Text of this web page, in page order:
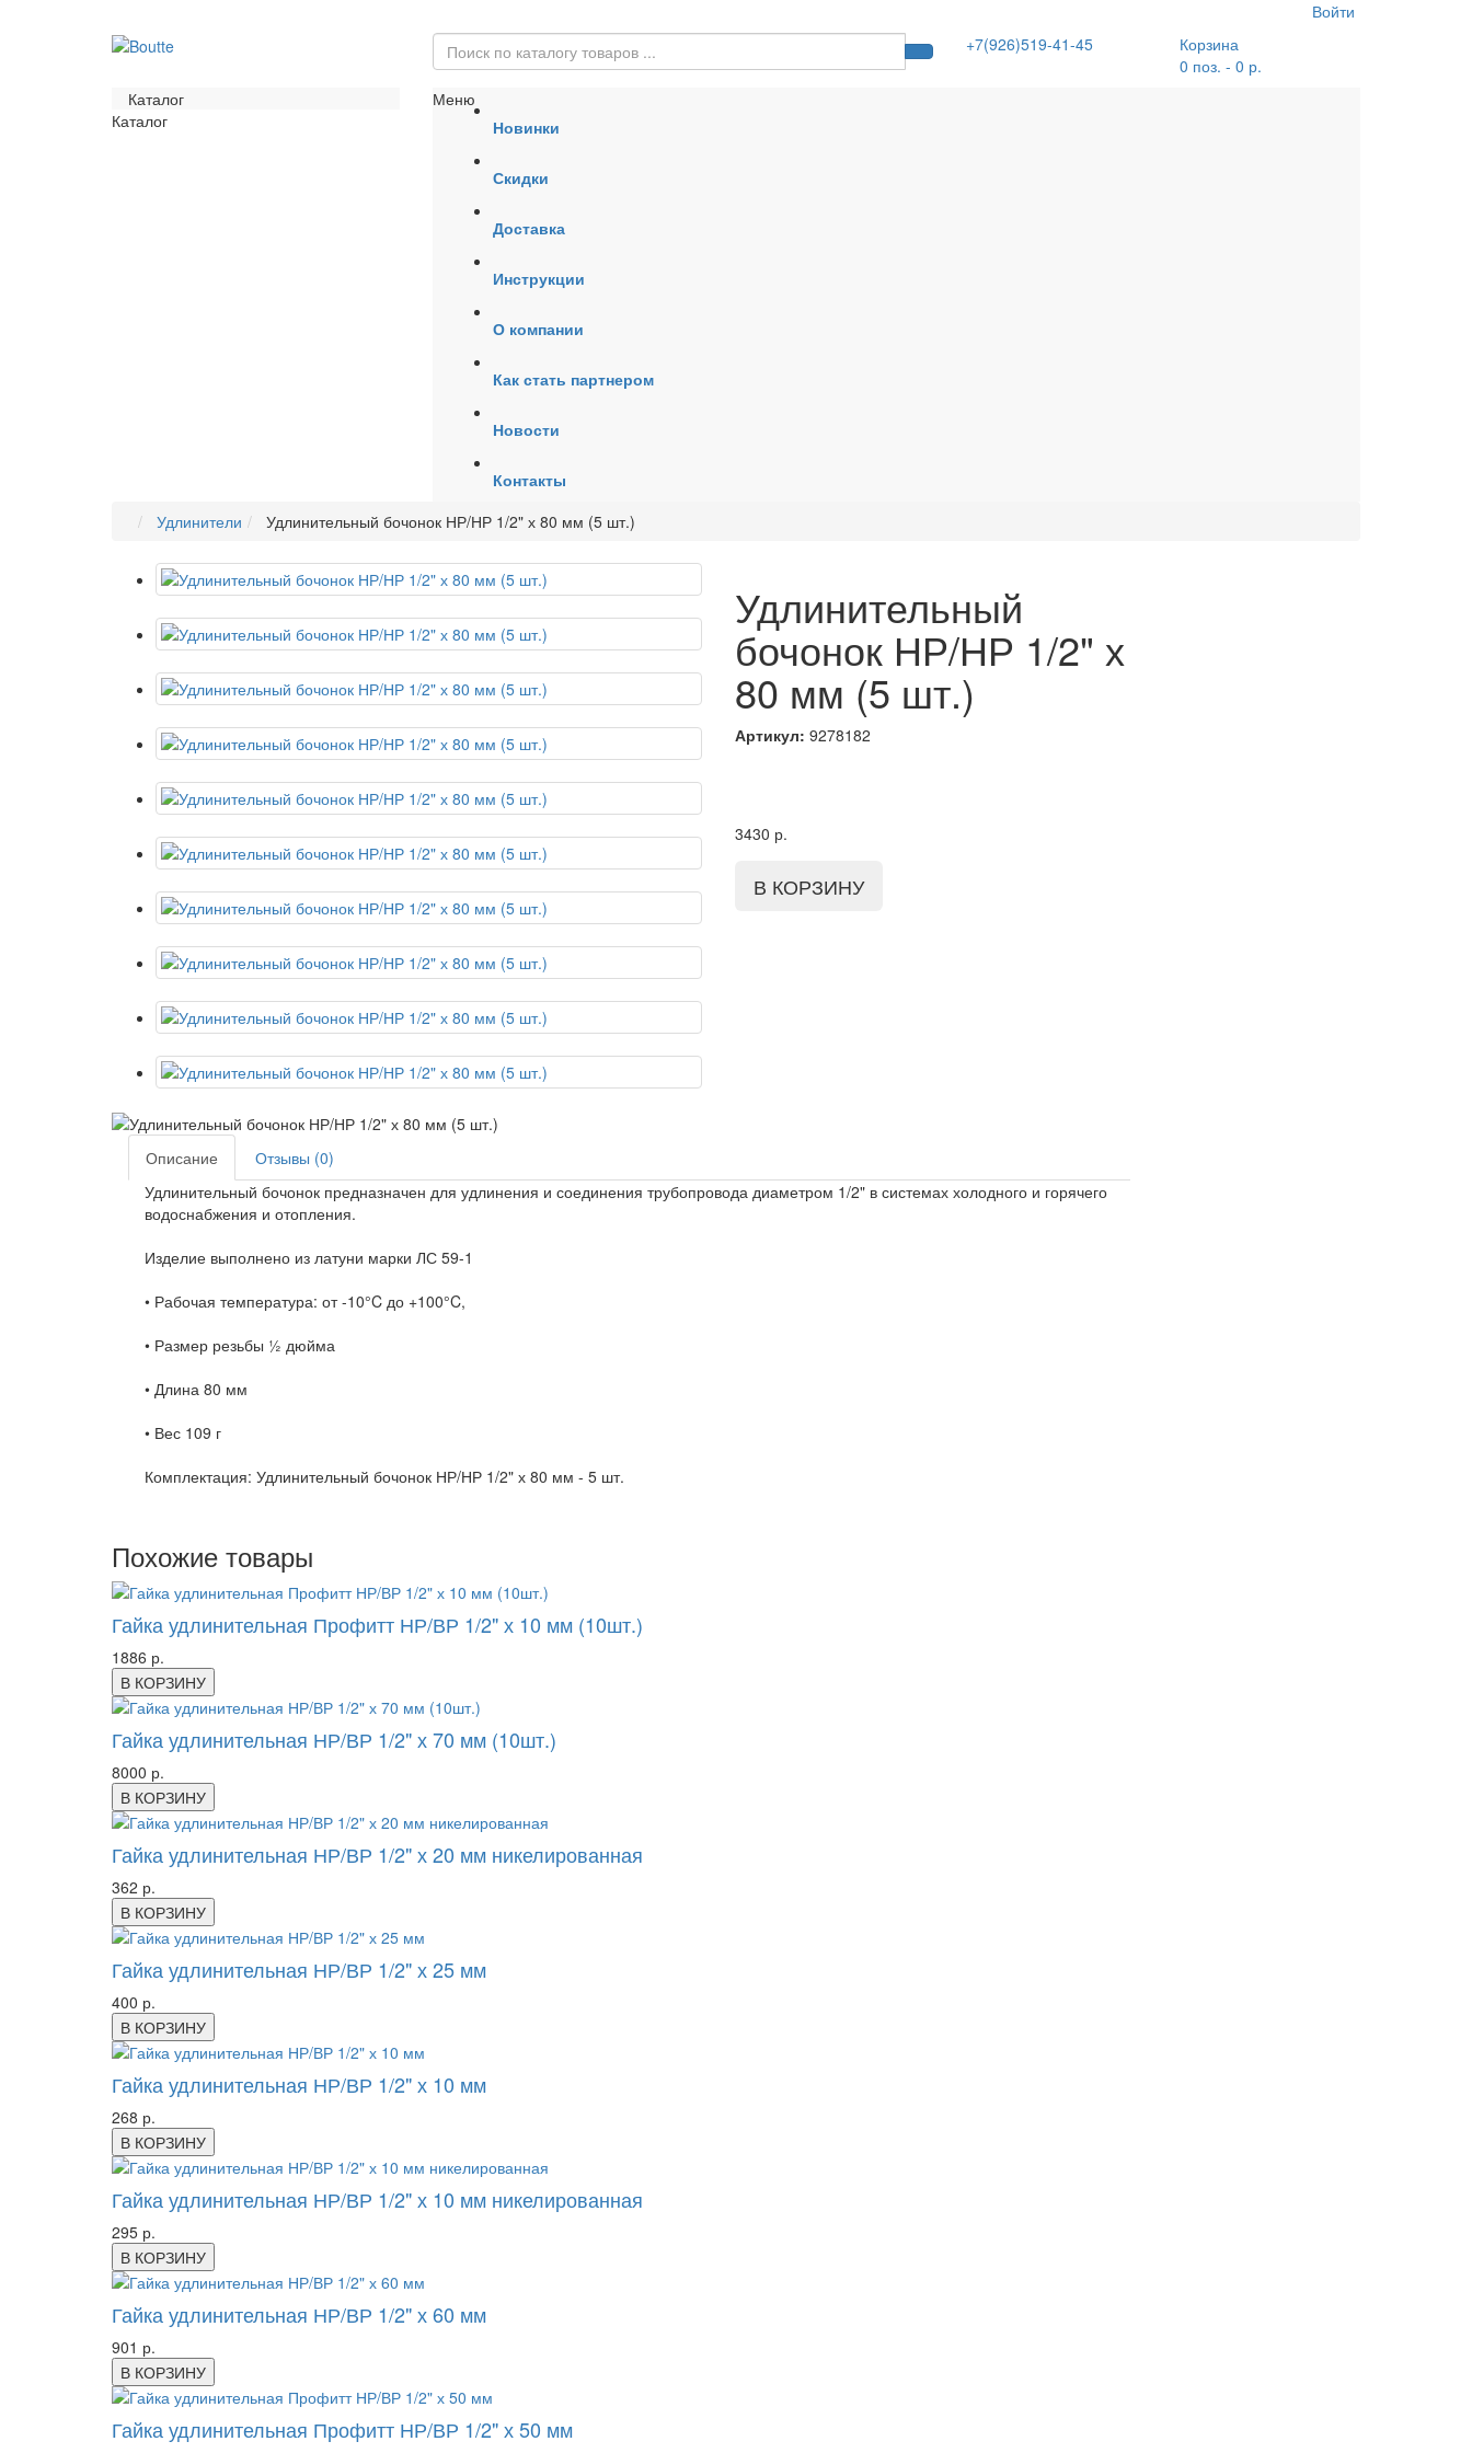
Войти
+7(926)519-41-45
Корзина
0 поз. - 0 р.
Каталог
Каталог
Меню
Новинки
Скидки
Доставка
Инструкции
О компании
Как стать партнером
Новости
Контакты
Удлинители
Удлинительный бочонок НР/НР 1/2" х 80 мм (5 шт.)
Удлинительный
бочонок НР/НР 1/2" х
80 мм (5 шт.)
Артикул: 9278182
3430 р.
Описание
Отзывы (0)
Удлинительный бочонок предназначен для удлинения и соединения трубопровода диаметром 1/2" в системах холодного и горячего
водоснабжения и отопления.
Изделие выполнено из латуни марки ЛС 59-1
• Рабочая температура: от -10°C до +100°C,
• Размер резьбы ½ дюйма
• Длина 80 мм
• Вес 109 г
Комплектация: Удлинительный бочонок НР/НР 1/2" х 80 мм - 5 шт.
Похожие товары
Гайка удлинительная Профитт НР/ВР 1/2" х 10 мм (10шт.)
1886 р.
В КОРЗИНУ
Гайка удлинительная НР/ВР 1/2" х 70 мм (10шт.)
8000 р.
В КОРЗИНУ
Гайка удлинительная НР/ВР 1/2" х 20 мм никелированная
362 р.
В КОРЗИНУ
Гайка удлинительная НР/ВР 1/2" х 25 мм
400 р.
В КОРЗИНУ
Гайка удлинительная НР/ВР 1/2" х 10 мм
268 р.
В КОРЗИНУ
Гайка удлинительная НР/ВР 1/2" х 10 мм никелированная
295 р.
В КОРЗИНУ
Гайка удлинительная НР/ВР 1/2" х 60 мм
901 р.
В КОРЗИНУ
Гайка удлинительная Профитт НР/ВР 1/2" х 50 мм